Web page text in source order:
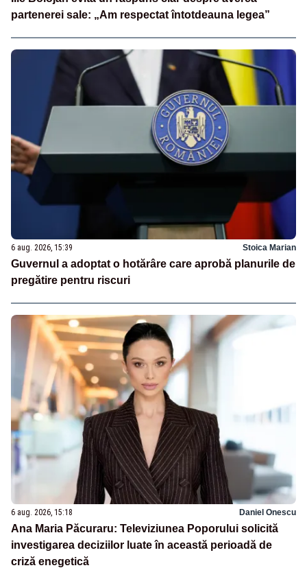
partenerei sale: „Am respectat întotdeauna legea”
6 aug. 2026, 15:39 Stoica Marian
Guvernul a adoptat o hotărâre care aprobă planurile de
pregătire pentru riscuri
6 aug. 2026, 15:18 Daniel Onescu
Ana Maria Păcuraru: Televiziunea Poporului solicită
investigarea deciziilor luate în această perioadă de
criză enegetică